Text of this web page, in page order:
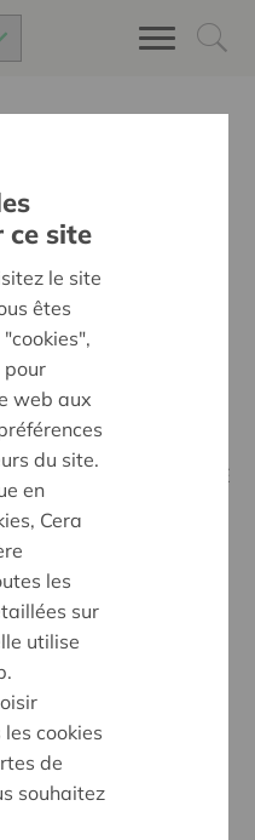
€
Hermie, avec tout
à fond avec tes amis !
(@Cera_fr_).
des magazines ENGAGE
préférés en
tu gagneras le kit de
ce site
le site
êtes
pour
web aux
du site.
en
Cera
les
sur
utilise
cookies
de
souhaitez